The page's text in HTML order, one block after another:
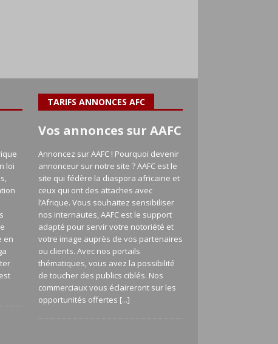
loi
en
TARIFS ANNONCES AFC
Vos annonces sur AAFC
Annoncez sur AAFC ! Pourquoi devenir
annonceur sur notre site ? AAFC est le
site qui fédère la diaspora africaine et
ceux qui ont des attaches avec
l’Afrique. Vous souhaitez sensibiliser
nos internautes, AAFC est le support
adapté pour servir votre notoriété et
votre image auprès de vos partenaires
ou clients. Avec nos portails
thématiques, vous avez la possibilité
de toucher des publics ciblés. Nos
commerciaux vous éclaireront sur les
opportunités offertes [...]